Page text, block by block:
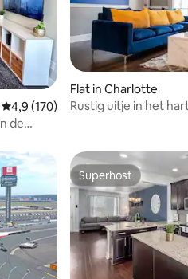
Gemiddelde beoordeling van 4,9
4,9 (170)
de
Flat in Charlotte
Rustig uitje in het
Superhost
Superhost